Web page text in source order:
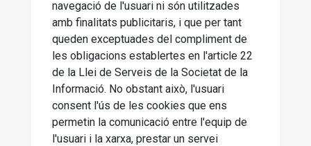
navegació de l'usuari ni són utilitzades
amb finalitats publicitaris, i que per tant
queden exceptuades del compliment de
les obligacions establertes en l'article 22
de la Llei de Serveis de la Societat de la
Informació. No obstant això, l'usuari
consent l'ús de les cookies que ens
permetin la comunicació entre l'equip de
l'usuari i la xarxa, prestar un servei